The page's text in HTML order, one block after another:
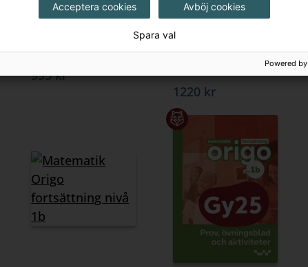
Matematik Origo
nivå 1b Lärarstöd+
(Skollicens)
995 kr
Matematik Origo
nivå 1b Prov,
övningsblad,
1220 kr
Acceptera cookies Avböj cookies
Spara val
Powered by